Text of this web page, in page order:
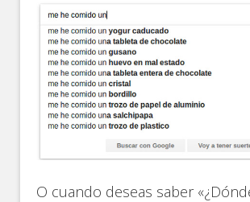
O cuando deseas saber